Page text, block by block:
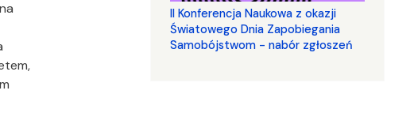
II Konferencja Naukowa z okazji
Światowego Dnia Zapobiegania
Samobójstwom - nabór zgłoszeń